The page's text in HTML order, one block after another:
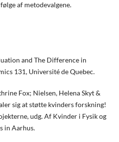
af metodevalgene.
and The Difference in
131, Université de Quebec.
Fox; Nielsen, Helena Skyt &
sig at støtte kvinders forskning!
udg. Af Kvinder i Fysik og
in Aarhus.